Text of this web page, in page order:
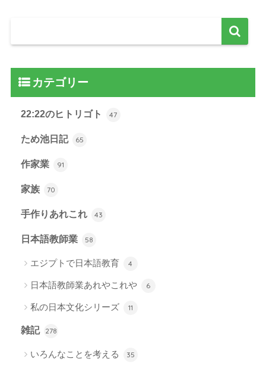
カテゴリー
22:22のヒトリゴト 47
ため池日記 65
作家業 91
家族 70
手作りあれこれ 43
日本語教師業 58
エジプトで日本語教育 4
日本語教師業あれやこれや 6
私の日本文化シリーズ 11
雑記 278
いろんなことを考える 35